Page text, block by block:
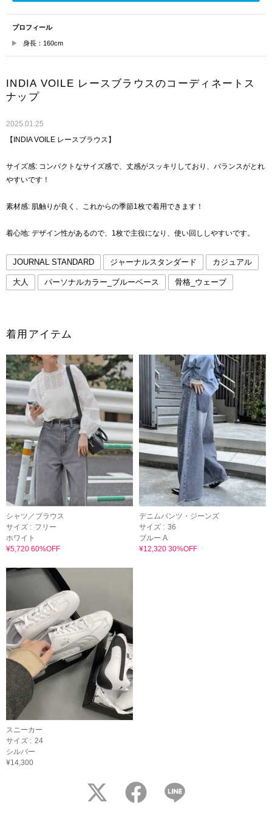
プロフィール
身長：160cm
INDIA VOILE レースブラウスのコーディネートス
ナップ
2025.01.25
【INDIA VOILE レースブラウス】
サイズ感: コンパクトなサイズ感で、丈感がスッキリしており、バランスがとれ
やすいです！
素材感: 肌触りが良く、これからの季節1枚で着用できます！
着心地: デザイン性があるので、1枚で主役になり、使い回ししやすいです。
JOURNAL STANDARD ジャーナルスタンダード カジュアル
大人 パーソナルカラー_ブルーベース 骨格_ウェーブ
着用アイテム
シャツ／ブラウス
サイズ : フリー
ホワイト
¥5,720 60%OFF
デニムパンツ・ジーンズ
サイズ : 36
ブルー A
¥12,320 30%OFF
スニーカー
サイズ : 24
シルバー
¥14,300
twitter facebook